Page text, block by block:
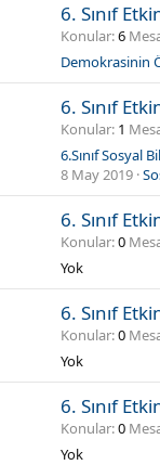
6. Sınıf
Konular 6
Demokrasinin
6. Sınıf
Konular 1
6.Sınıf Sosyal
8 May 2019
6. Sınıf
Konular 0
Yok
6. Sınıf
Konular 0
Yok
6. Sınıf
Konular 0
Yok